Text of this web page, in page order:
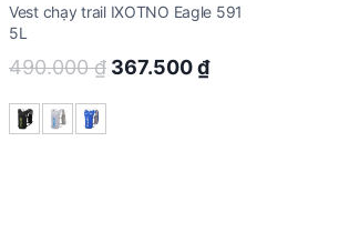
Vest chạy trail IXOTNO Eagle 591
5L
490.000₫ Original
367.500₫Current